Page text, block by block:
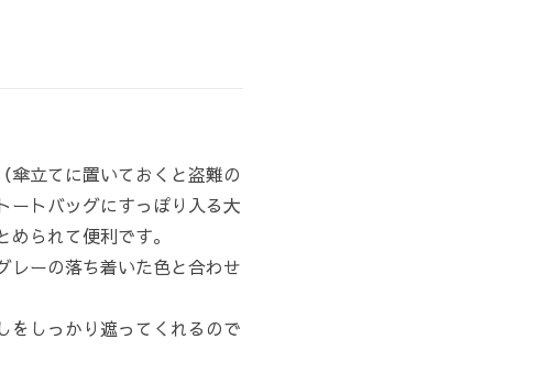
傘立てに置いておくと盗難の
ートバッグにすっぽり入る大
られて便利です。
レーの落ち着いた色と合わせ
をしっかり遮ってくれるので